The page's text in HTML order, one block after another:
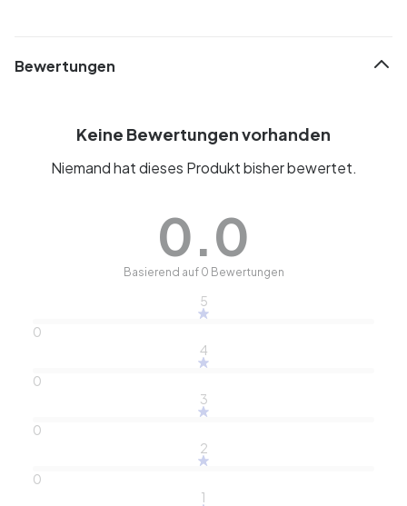
Bewertungen
Keine Bewertungen vorhanden
Niemand hat dieses Produkt bisher bewertet.
0.0
Basierend auf 0 Bewertungen
5
0
4
0
3
0
2
0
1